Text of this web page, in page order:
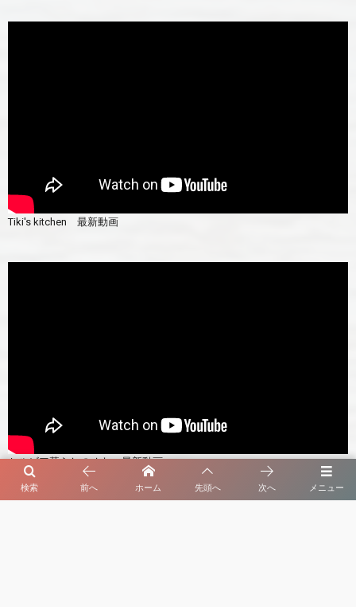
Tiki's kitchen 最新動画
セルビア暮らしのオヤ 最新動画
メニュー
検索 前へ ホーム 先頭へ 次へ